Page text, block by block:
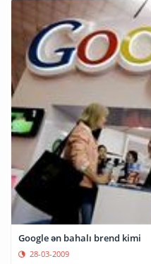
Google ən bahalı brend kimi
28-03-2009